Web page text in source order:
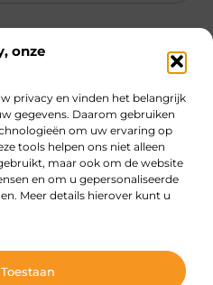
onze
privacy en vinden het belangrijk
gegevens. Daarom gebruiken
om uw ervaring op
tools helpen ons niet alleen
maar ook om de website
en om u gepersonaliseerde
Meer details hierover kunt u
oneindige inspiratie.
bywww.dewarebirmaan.nl.